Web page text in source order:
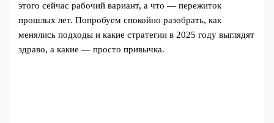
этого сейчас рабочий вариант, а что — пережиток
прошлых лет. Попробуем спокойно разобрать, как
менялись подходы и какие стратегии в 2025 году выглядят
здраво, а какие — просто привычка.